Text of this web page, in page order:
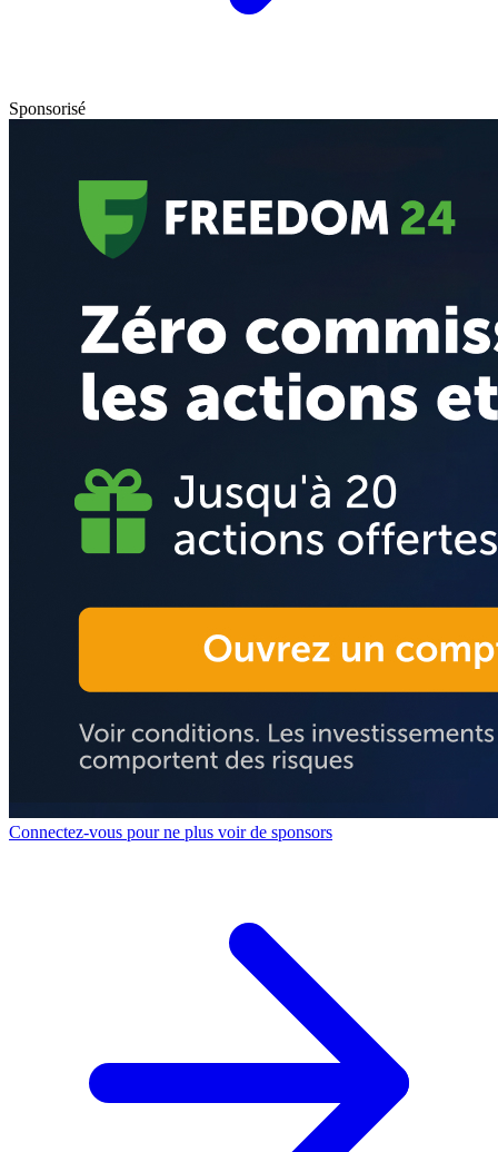
Sponsorisé
Connectez-vous pour ne plus voir de sponsors